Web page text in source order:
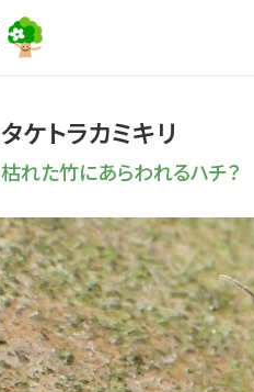
タケトラカミキリ
枯れた竹にあらわれるハチ？